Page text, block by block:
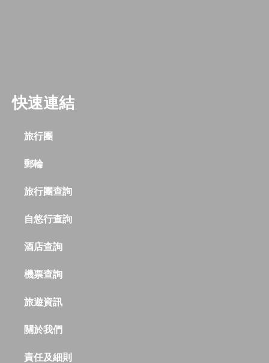
快速連結
旅行團
郵輪
旅行團查詢
自悠行查詢
酒店查詢
機票查詢
旅遊資訊
關於我們
責任及細則